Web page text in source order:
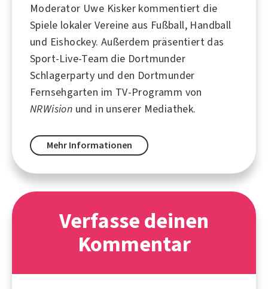
Moderator Uwe Kisker kommentiert die
Spiele lokaler Vereine aus Fußball, Handball
und Eishockey. Außerdem präsentiert das
Sport-Live-Team die Dortmunder
Schlagerparty und den Dortmunder
Fernsehgarten im TV-Programm von
NRWision und in unserer Mediathek.
Mehr Informationen
Verfasse deinen
Kommentar